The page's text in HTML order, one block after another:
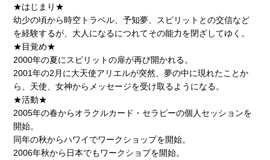
★はじまり★
幼少の頃から時空トラベル、予知夢、スピリットとの交信など
を経験するが、大人になるにつれてその能力を閉ざしてゆく。
★目覚め★
2000年の夏にスピリットの扉が再び開かれる。
2001年の2月に大天使アリエルが突然、夢の中に現れたことか
ら、天使、女神からメッセージを受け取るようになる。
★活動★
2005年の春からオラクルカード・セラピーの個人セッションを
開始。
同年の秋からハワイでワークショップを開始。
2006年秋から日本でもワークショプを開始。